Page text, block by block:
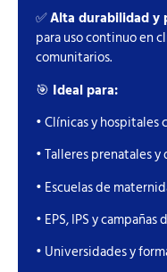
✅Alta durabilidad y
para uso continuo en
comunitarios.
🎯 Ideal para:
• Clínicas y
• Talleres prenatales
• Escuelas de
• EPS, IPS y
• Universidades y